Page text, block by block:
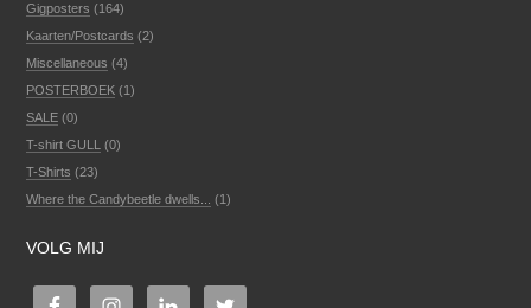
Gigposters (164)
Kaarten/Postcards (2)
Miscellaneous (4)
POSTERBOEK (1)
SALE (0)
T-shirt GULL
(0)
T-Shirts (23)
Where the Candybeetle dwells...
(1)
VOLG MIJ